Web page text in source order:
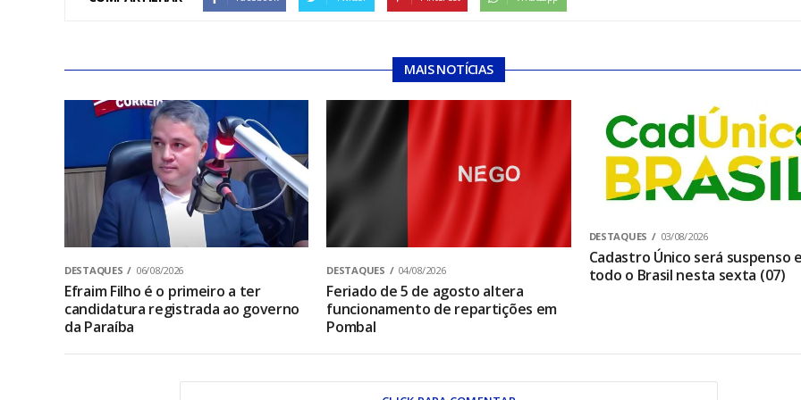
MAIS NOTÍCIAS
DESTAQUES 06/08/2026
Efraim Filho é o primeiro a ter
candidatura registrada ao governo
da Paraíba
DESTAQUES 04/08/2026
Feriado de 5 de agosto altera
funcionamento de repartições em
Pombal
DESTAQUES 03/08/2026
Cadastro Único será suspenso
todo o Brasil nesta sexta (07)